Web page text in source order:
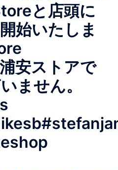
と店頭に
始いたしま
安ストアで
ません。